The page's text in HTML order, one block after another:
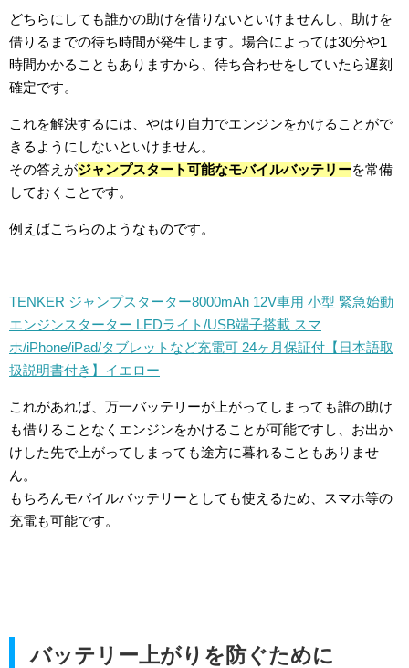
どちらにしても誰かの助けを借りないといけませんし、助けを
借りるまでの待ち時間が発生します。場合によっては30分や1
時間かかることもありますから、待ち合わせをしていたら遅刻
確定です。
これを解決するには、やはり自力でエンジンをかけることがで
きるようにしないといけません。
その答えがジャンプスタート可能なモバイルバッテリーを常備
しておくことです。
例えばこちらのようなものです。
TENKER ジャンプスターター8000mAh 12V車用 小型 緊急始動
エンジンスターター LEDライト/USB端子搭載 スマ
ホ/iPhone/iPad/タブレットなど充電可 24ヶ月保証付【日本語取
扱説明書付き】イエロー
これがあれば、万一バッテリーが上がってしまっても誰の助け
も借りることなくエンジンをかけることが可能ですし、お出か
けした先で上がってしまっても途方に暮れることもありませ
ん。
もちろんモバイルバッテリーとしても使えるため、スマホ等の
充電も可能です。
バッテリー上がりを防ぐために